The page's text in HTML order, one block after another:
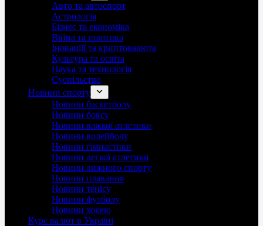
Авто та автоспорт
Астрологія
Бізнес та економіка
Війна та політика
Іноваціії та криптовалюта
Культура та освіта
Наука та технологія
Суспільство
Новини спорту
Новини баскетболу
Новини боксу
Новини важкої атлетики
Новини волейболу
Новини гімнастики
Новини легкої атлетики
Новини лижного спорту
Новини плавання
Новини тенісу
Новини футболу
Новини хокею
Курс валют в Україні